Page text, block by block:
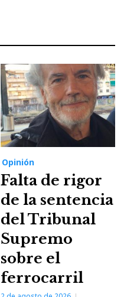
Opinión
Falta de rigor
de la sentencia
del Tribunal
Supremo
sobre el
ferrocarril